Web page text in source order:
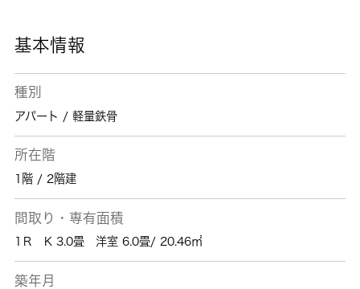
基本情報
種別
アパート / 軽量鉄骨
所在階
1階 / 2階建
間取り・専有面積
1Ｒ K 3.0畳 洋室 6.0畳/ 20.46㎡
築年月